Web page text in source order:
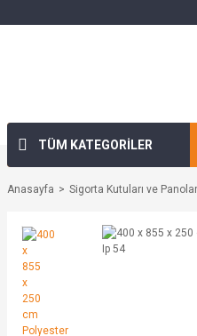
TÜM KATEGORİLER
Anasayfa Sigorta Kutuları ve Panolar